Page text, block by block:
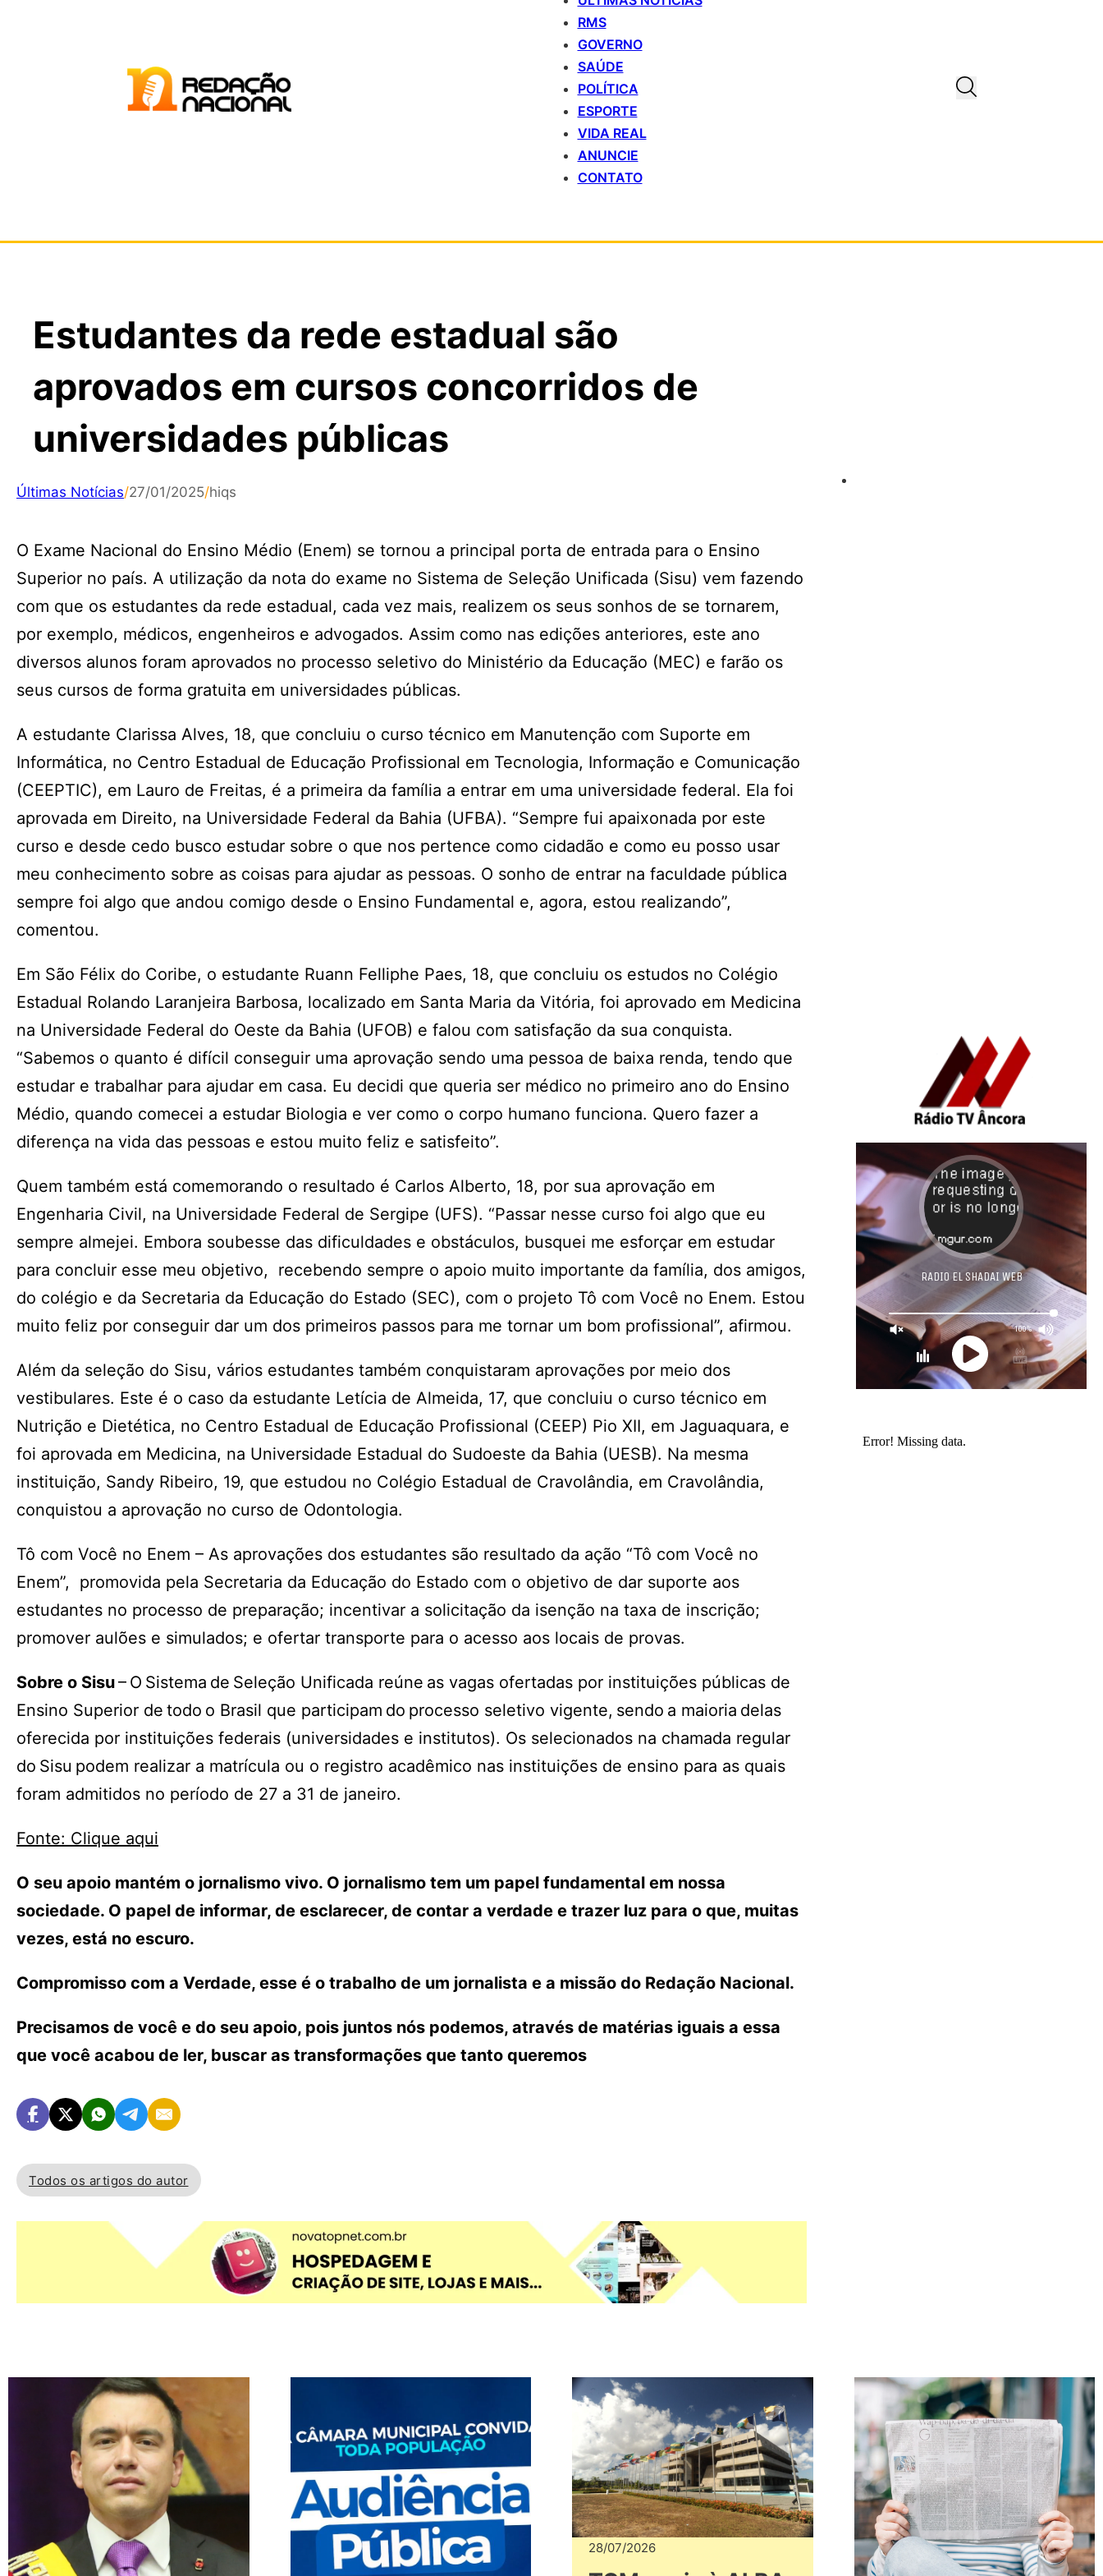
RMS
GOVERNO
SAÚDE
POLÍTICA
ESPORTE
VIDA REAL
ANUNCIE
CONTATO
Estudantes da rede estadual são
aprovados em cursos concorridos de
universidades públicas
Últimas Notícias/27/01/2025/hiqs
O Exame Nacional do Ensino Médio (Enem) se tornou a principal porta de entrada para o Ensino
Superior no país. A utilização da nota do exame no Sistema de Seleção Unificada (Sisu) vem fazendo
com que os estudantes da rede estadual, cada vez mais, realizem os seus sonhos de se tornarem,
por exemplo, médicos, engenheiros e advogados. Assim como nas edições anteriores, este ano
diversos alunos foram aprovados no processo seletivo do Ministério da Educação (MEC) e farão os
seus cursos de forma gratuita em universidades públicas.
A estudante Clarissa Alves, 18, que concluiu o curso técnico em Manutenção com Suporte em
Informática, no Centro Estadual de Educação Profissional em Tecnologia, Informação e Comunicação
(CEEPTIC), em Lauro de Freitas, é a primeira da família a entrar em uma universidade federal. Ela foi
aprovada em Direito, na Universidade Federal da Bahia (UFBA). “Sempre fui apaixonada por este
curso e desde cedo busco estudar sobre o que nos pertence como cidadão e como eu posso usar
meu conhecimento sobre as coisas para ajudar as pessoas. O sonho de entrar na faculdade pública
sempre foi algo que andou comigo desde o Ensino Fundamental e, agora, estou realizando”,
comentou.
Em São Félix do Coribe, o estudante Ruann Felliphe Paes, 18, que concluiu os estudos no Colégio
Estadual Rolando Laranjeira Barbosa, localizado em Santa Maria da Vitória, foi aprovado em Medicina
na Universidade Federal do Oeste da Bahia (UFOB) e falou com satisfação da sua conquista.
“Sabemos o quanto é difícil conseguir uma aprovação sendo uma pessoa de baixa renda, tendo que
estudar e trabalhar para ajudar em casa. Eu decidi que queria ser médico no primeiro ano do Ensino
Médio, quando comecei a estudar Biologia e ver como o corpo humano funciona. Quero fazer a
diferença na vida das pessoas e estou muito feliz e satisfeito”.
Quem também está comemorando o resultado é Carlos Alberto, 18, por sua aprovação em
Engenharia Civil, na Universidade Federal de Sergipe (UFS). “Passar nesse curso foi algo que eu
sempre almejei. Embora soubesse das dificuldades e obstáculos, busquei me esforçar em estudar
para concluir esse meu objetivo, recebendo sempre o apoio muito importante da família, dos amigos,
do colégio e da Secretaria da Educação do Estado (SEC), com o projeto Tô com Você no Enem. Estou
muito feliz por conseguir dar um dos primeiros passos para me tornar um bom profissional”, afirmou.
Além da seleção do Sisu, vários estudantes também conquistaram aprovações por meio dos
vestibulares. Este é o caso da estudante Letícia de Almeida, 17, que concluiu o curso técnico em
Nutrição e Dietética, no Centro Estadual de Educação Profissional (CEEP) Pio XII, em Jaguaquara, e
foi aprovada em Medicina, na Universidade Estadual do Sudoeste da Bahia (UESB). Na mesma
instituição, Sandy Ribeiro, 19, que estudou no Colégio Estadual de Cravolândia, em Cravolândia,
conquistou a aprovação no curso de Odontologia.
Tô com Você no Enem – As aprovações dos estudantes são resultado da ação “Tô com Você no
Enem”, promovida pela Secretaria da Educação do Estado com o objetivo de dar suporte aos
estudantes no processo de preparação; incentivar a solicitação da isenção na taxa de inscrição;
promover aulões e simulados; e ofertar transporte para o acesso aos locais de provas.
Sobre o Sisu– O Sistema de Seleção Unificada reúne as vagas ofertadas por instituições públicas de
Ensino Superior de todo o Brasil que participam do processo seletivo vigente, sendo a maioria delas
oferecida por instituições federais (universidades e institutos). Os selecionados na chamada regular
do Sisu podem realizar a matrícula ou o registro acadêmico nas instituições de ensino para as quais
foram admitidos no período de 27 a 31 de janeiro.
Fonte: Clique aqui
O seu apoio mantém o jornalismo vivo. O jornalismo tem um papel fundamental em nossa
sociedade. O papel de informar, de esclarecer, de contar a verdade e trazer luz para o que, muitas
vezes, está no escuro.
Compromisso com a Verdade, esse é o trabalho de um jornalista e a missão do Redação Nacional.
Precisamos de você e do seu apoio, pois juntos nós podemos, através de matérias iguais a essa
que você acabou de ler, buscar as transformações que tanto queremos
Todos os artigos do autor
28/07/2026